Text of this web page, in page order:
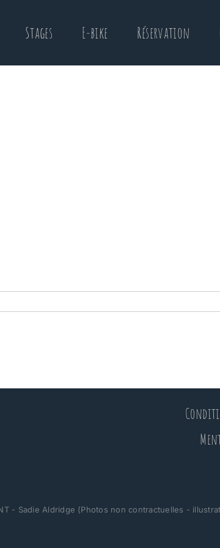
Stages E-bike Réservation
- Sadie Aldridge (Photos non contractuelles -